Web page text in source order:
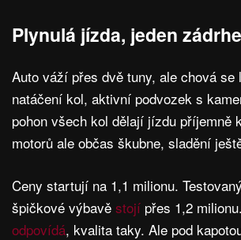
Plynulá jízda, jeden
Auto váží přes dvě tuny, ale chová se
natáčení kol, aktivní podvozek s
pohon všech kol dělají jízdu příjemně
motorů ale občas škubne, sladění
Ceny startují na 1,1 milionu.
špičkové výbavě stojí přes 1,2
odpovídá, kvalita taky. Ale pod